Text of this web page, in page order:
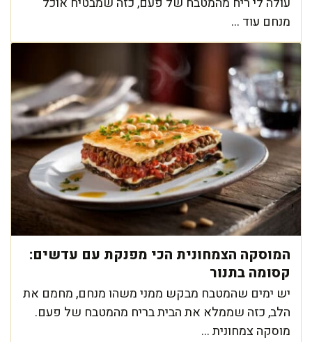
מנחם עוד ...
המוסקה הצמחונית הכי מפנקת עם עדשים:
קסומה בתנור
יש ימים שהמטבח מבקש ממני משהו מנחם, מחמם את
הלב, כזה שממלא את הבית בריח מהמטבח של פעם.
מוסקה צמחונית ...